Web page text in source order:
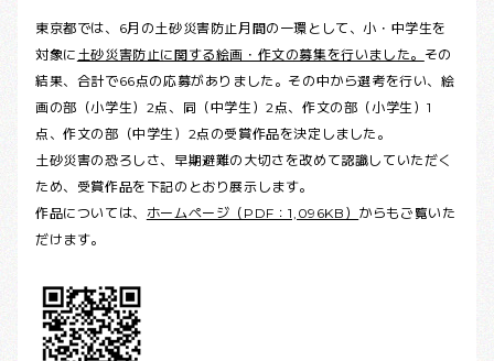
東京都では、6月の土砂災害防止月間の一環として、小・中学生を
対象に 土砂災害防止に関する絵画・作文の募集を行いました。 その
結果、合計で66点の応募がありました。その中から選考を行い、絵
画の部（小学生）2点、同（中学生）2点、作文の部（小学生）1
点、作文の部（中学生）2点の受賞作品を決定しました。
土砂災害の恐ろしさ、早期避難の大切さを改めて認識していただく
ため、受賞作品を下記のとおり展示します。
作品については、 ホームページ（PDF：1,096KB） からもご覧いた
だけます。